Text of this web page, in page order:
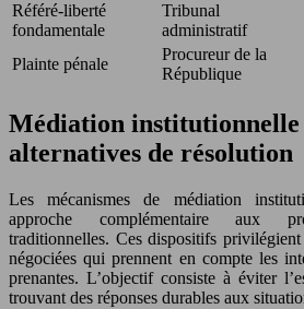
Référé-liberté
fondamentale
Tribunal
administratif
Plainte pénale
Procureur de la
République
Médiation institutionnelle
alternatives de résolution
Les mécanismes de médiation
approche complémentaire aux
traditionnelles. Ces dispositifs
négociées qui prennent en compte les
prenantes. L’objectif consiste à éviter
trouvant des réponses durables aux